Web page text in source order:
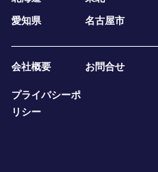
愛知県
名古屋市
会社概要 お問合せ
プライバシーポ
リシー